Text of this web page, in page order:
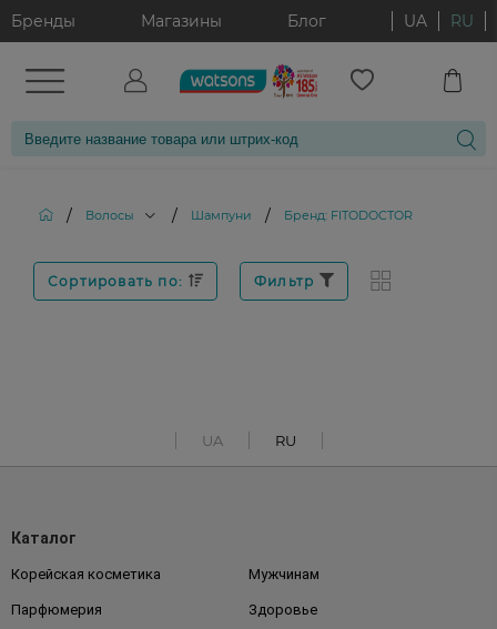
Бренды Магазины Блог UA RU
/ Волосы / Шампуни / Бренд: FITODOCTOR
Сортировать по: Фильтр
UA RU
Каталог
Корейская косметика Мужчинам
Парфюмерия Здоровье